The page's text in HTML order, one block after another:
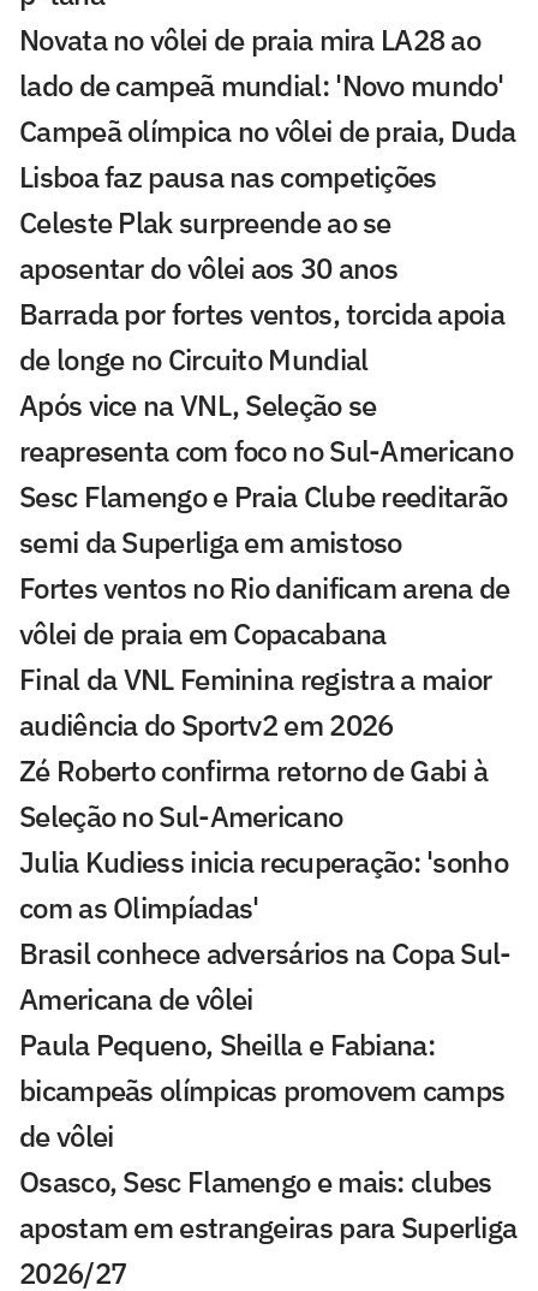
Novata no vôlei de praia mira LA28 ao
lado de campeã mundial: 'Novo mundo'
Campeã olímpica no vôlei de praia, Duda
Lisboa faz pausa nas competições
Celeste Plak surpreende ao se
aposentar do vôlei aos 30 anos
Barrada por fortes ventos, torcida apoia
de longe no Circuito Mundial
Após vice na VNL, Seleção se
reapresenta com foco no Sul-Americano
Sesc Flamengo e Praia Clube reeditarão
semi da Superliga em amistoso
Fortes ventos no Rio danificam arena de
vôlei de praia em Copacabana
Final da VNL Feminina registra a maior
audiência do Sportv2 em 2026
Zé Roberto confirma retorno de Gabi à
Seleção no Sul-Americano
Julia Kudiess inicia recuperação: 'sonho
com as Olimpíadas'
Brasil conhece adversários na Copa Sul-
Americana de vôlei
Paula Pequeno, Sheilla e Fabiana:
bicampeãs olímpicas promovem camps
de vôlei
Osasco, Sesc Flamengo e mais: clubes
apostam em estrangeiras para Superliga
2026/27